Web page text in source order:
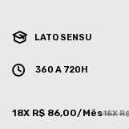
LATO SENSU
360 A 720H
18X R$ 86,00/Mês18X